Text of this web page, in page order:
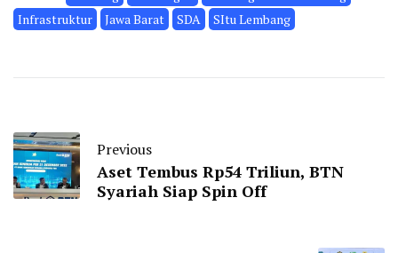
Infrastruktur
Jawa Barat SDA SItu Lembang
Previous
Aset Tembus Rp54 Triliun, BTN
Syariah Siap Spin Off